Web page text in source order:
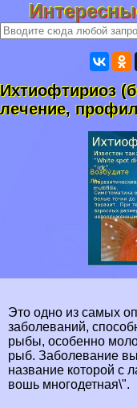
Ихтиофтириоз
лечение,
Это одно из самых
заболеваний,
рыбы, особенно
рыб. Заболевание
название которой с
вошь многодетная\".